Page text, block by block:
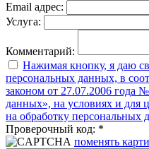
Email адрес:
Услуга:
Комментарий:
Нажимая кнопку, я даю
персональных данных, в
законом от 27.07.2006 года
данных», на условиях и для
на обработку персональных
Проверочный код: *
поменять